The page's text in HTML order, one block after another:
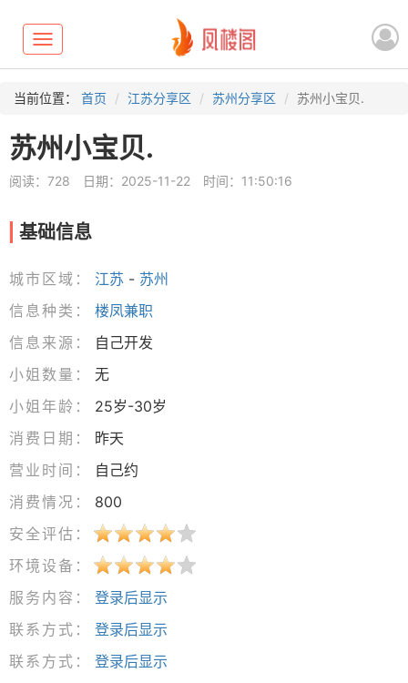
Toggle
navigation
当前位置： 首页 江苏分享区 苏州分享区 苏州小宝贝.
苏州小宝贝.
阅读：728 日期：2025-11-22 时间：11:50:16
基础信息
城市区域： 江苏 - 苏州
信息种类：
楼凤兼职
信息来源：
自己开发
小姐数量：
无
小姐年龄：
25岁-30岁
消费日期：
昨天
营业时间：
自己约
消费情况：
800
安全评估：
环境设备：
服务内容：
登录后显示
联系方式：
登录后显示
联系方式：
登录后显示